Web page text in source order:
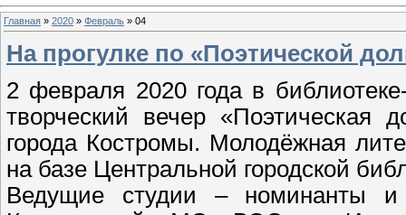
Главная » 2020 » Февраль » 04
На прогулке по «Поэтической
2 февраля 2020 года в
творческий вечер «Поэтическая
города Костромы. Молодёжная
на базе Центральной городской
Ведущие студии – номинанты и